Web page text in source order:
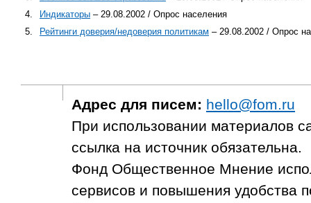
4.
Индикаторы – 29.08.2002 / Опрос населения
5.
Рейтинги доверия/недоверия политикам – 29.08.2002 / Опрос
Адрес для писем: hello@fom.ru
При использовании материалов
ссылка на источник обязательна.
Фонд Общественное Мнение
сервисов и повышения удобства